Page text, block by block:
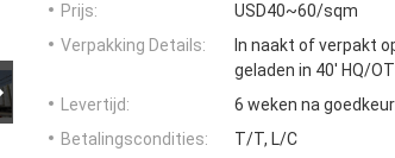
Prijs:
USD40~60/sqm
Verpakking Details:
In naakt of verpakt
geladen in 40' HQ/OT
Levertijd:
6 weken na
Betalingscondities:
T/T, L/C